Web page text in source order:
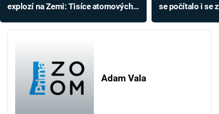
explozí na Zemi: Tisíce atomových
se počítalo i se
Adam Vala